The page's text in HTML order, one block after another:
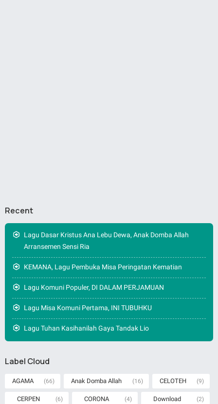
Recent
Lagu Dasar Kristus Ana Lebu Dewa, Anak Domba Allah
Arransemen Sensi Ria
KEMANA, Lagu Pembuka Misa Peringatan Kematian
Lagu Komuni Populer, DI DALAM PERJAMUAN
Lagu Misa Komuni Pertama, INI TUBUHKU
Lagu Tuhan Kasihanilah Gaya Tandak Lio
Label Cloud
AGAMA (66) Anak Domba Allah (16) CELOTEH (9)
CERPEN (6) CORONA (4) Download (2)